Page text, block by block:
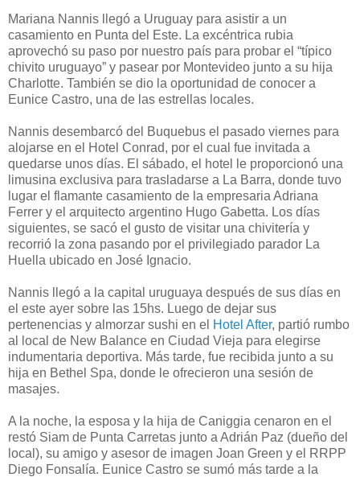
Mariana Nannis llegó a Uruguay para asistir a un
casamiento en Punta del Este. La excéntrica rubia
aprovechó su paso por nuestro país para probar el “típico
chivito uruguayo” y pasear por Montevideo junto a su hija
Charlotte. También se dio la oportunidad de conocer a
Eunice Castro, una de las estrellas locales.
Nannis desembarcó del Buquebus el pasado viernes para
alojarse en el Hotel Conrad, por el cual fue invitada a
quedarse unos días. El sábado, el hotel le proporcionó una
limusina exclusiva para trasladarse a La Barra, donde tuvo
lugar el flamante casamiento de la empresaria Adriana
Ferrer y el arquitecto argentino Hugo Gabetta. Los días
siguientes, se sacó el gusto de visitar una chivitería y
recorrió la zona pasando por el privilegiado parador La
Huella ubicado en José Ignacio.
Nannis llegó a la capital uruguaya después de sus días en
el este ayer sobre las 15hs. Luego de dejar sus
pertenencias y almorzar sushi en el Hotel After, partió rumbo
al local de New Balance en Ciudad Vieja para elegirse
indumentaria deportiva. Más tarde, fue recibida junto a su
hija en Bethel Spa, donde le ofrecieron una sesión de
masajes.
A la noche, la esposa y la hija de Caniggia cenaron en el
restó Siam de Punta Carretas junto a Adrián Paz (dueño del
local), su amigo y asesor de imagen Joan Green y el RRPP
Diego Fonsalía. Eunice Castro se sumó más tarde a la